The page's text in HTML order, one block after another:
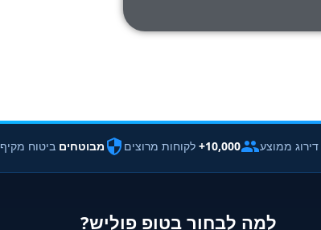
דירוג ממוצע 10,000+ לקוחות מרוצים מבוטחים ביטוח מקיף
למה לבחור בטופ פוליש?